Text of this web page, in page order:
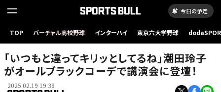
今日の予定
TOP バーチャル高校野球 インターハイ 東京六大学野球
「いつもと違ってキリッとしてるね」潮田玲子
がオールブラックコーデで講演会に登壇！
2025.02.19 19:38